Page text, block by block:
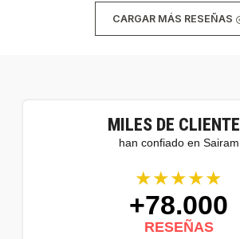
CARGAR MÁS RESEÑAS
MILES DE
han confiado en Sairam
★★★★★
+78.000
RESEÑAS